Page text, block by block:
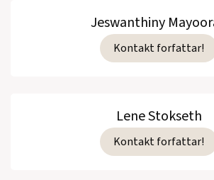
Jeswanthiny
Kontakt forfattar!
Lene Stokseth
Kontakt forfattar!